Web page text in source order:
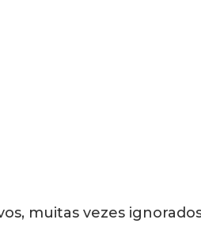
muitas vezes